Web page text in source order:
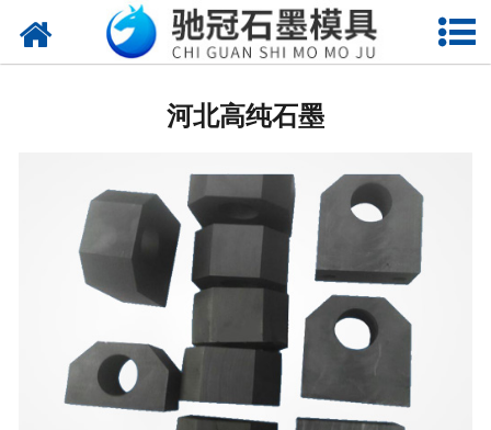
网站首页
河北电子产品模具
河北石墨管(棒板)
河北冶炼行业模具
河北石墨垫片模具
河北电子烧结模具
河北高纯石墨